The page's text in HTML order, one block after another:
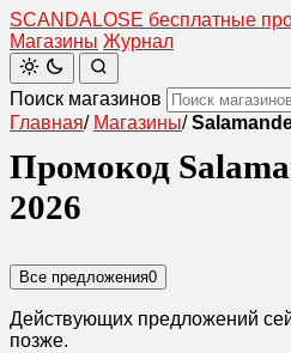
SCANDALOSE бесплатные
Магазины Журнал
Поиск магазинов
Главная/ Магазины/
Промокод
2026
Все предложения0
Действующих предложений
позже.